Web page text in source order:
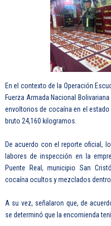
En el contexto de la Operación
Fuerza Armada Nacional
envoltorios de cocaína en el
bruto 24,160 kilogramos.
De acuerdo con el reporte oficial,
labores de inspección en la
Puente Real, municipio San
cocaína ocultos y mezclados
A su vez, señalaron que, de
se determinó que la encomienda